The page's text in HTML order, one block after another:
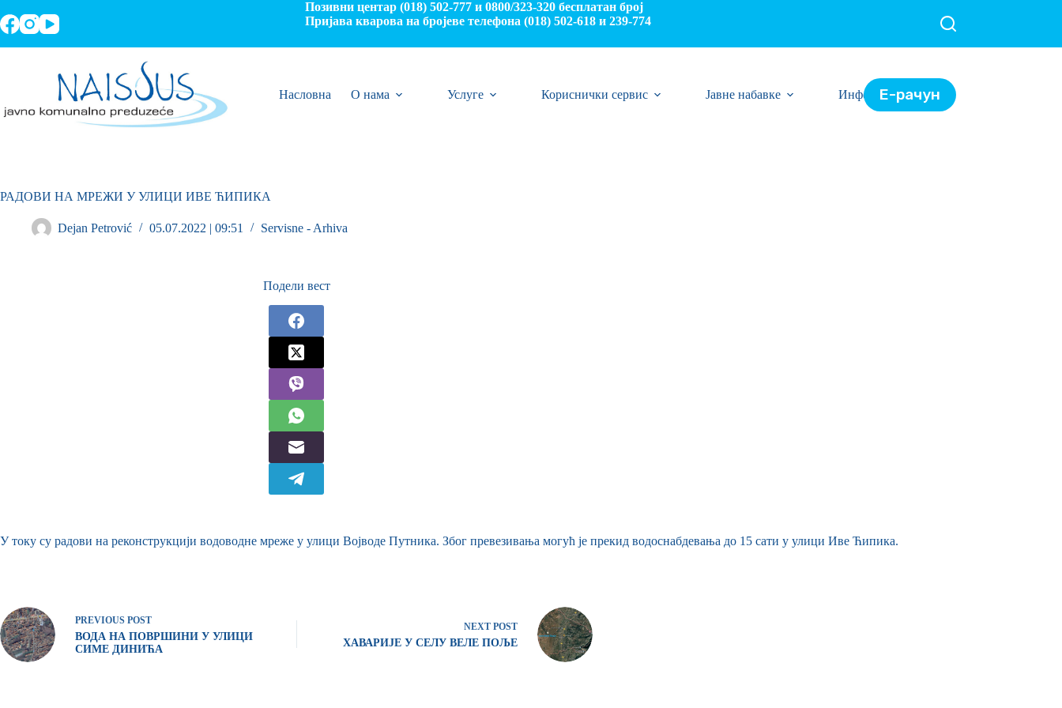
Позивни центар (018) 502-777 и 0800/323-320 бесплатан број
Пријава кварова на бројеве телефона (018) 502-618 и 239-774
Насловна О нама Услуге Кориснички сервис Јавне набавке ИнформацијеЕ-рачун
РАДОВИ НА МРЕЖИ У УЛИЦИ ИВЕ ЋИПИКА
Dejan Petrović 05.07.2022 | 09:51 Servisne - Arhiva
Подели вест
У току су радови на реконструкцији водоводне мреже у улици Војводе Путника. Због превезивања могућ је прекид водоснабдевања до 15 сати у улици Иве Ћипика.
PREVIOUS POST
ВОДА НА ПОВРШИНИ У УЛИЦИ
СИМЕ ДИНИЋА
NEXT POST
ХАВАРИЈЕ У СЕЛУ ВЕЛЕ ПОЉЕ